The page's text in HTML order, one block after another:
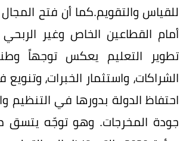
للقياس والتقويم.كما أن فتح
أمام القطاعين الخاص وغير
تطوير التعليم يعكس توجهاً
الشراكات، واستثمار الخبرات،
احتفاظ الدولة بدورها في التنظيم
جودة المخرجات. وهو توجّه